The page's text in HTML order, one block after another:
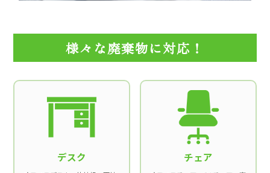
様々な廃棄物に対応！
デスク チェア